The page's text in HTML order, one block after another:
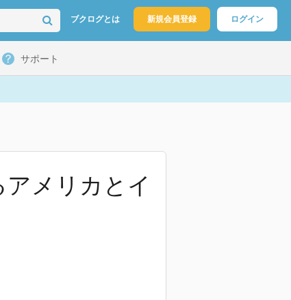
ブクログとは 新規会員登録 ログイン
サポート
メリカとイ